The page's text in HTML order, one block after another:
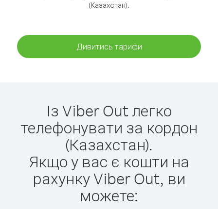
(Казахстан).
Дивитись тарифи
Із Viber Out легко
телефонувати за кордон
(Казахстан).
Якщо у вас є кошти на
рахунку Viber Out, ви
можете: